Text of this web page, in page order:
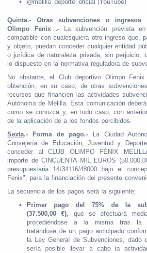
@melilla_deporte_oficial (YouTube)
Quinta.- Otras subvenciones o ingresos
Olimpo Fenix
.-
La subvención prevista
compatible con cualesquiera otro ingreso que,
y objeto, puedan conceder cualquier entidad
o jurídica de naturaleza privada, sin perjuicio,
lo dispuesto en la normativa reguladora de
No obstante, el Club deportivo Olimpo
obtención, en su caso, de otras
recursos que financien las actividades
Autónoma de Melilla. Esta comunicación
como se conozca y, en todo caso, con
de la aplicación de a los fondos percibidos.
Sexta.- Forma de pago.-La Ciudad
Consejería de Educación, Juventud y
conceder al CLUB OLIMPO FÉNIX
importe de CINCUENTA MIL EUROS
presupuestaria 14/34116/48000 bajo el
Fenix", para la financiación del presente
La secuencia de los pagos será la siguiente:
Primer pago del 75% de la
(37.500,00 €), que se efectuará
procediéndose a la misma tras la
tratándose de un pago anticipado
la Ley General de Subvenciones, dado
sería posible llevar a cabo la